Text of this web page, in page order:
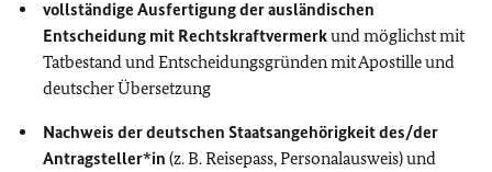
vollständige Ausfertigung der ausländischen
Entscheidung mit Rechtskraftvermerkund möglichst mit
Tatbestand und Entscheidungsgründen mit Apostille und
deutscher Übersetzung
Nachweis der deutschen Staatsangehörigkeit des/der
Antragsteller*in (z. B. Reisepass, Personalausweis) und